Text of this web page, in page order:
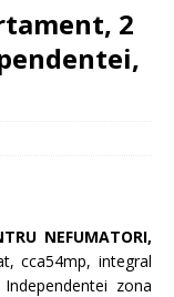
2
NEFUMATORI,
cca54mp, integral
zona